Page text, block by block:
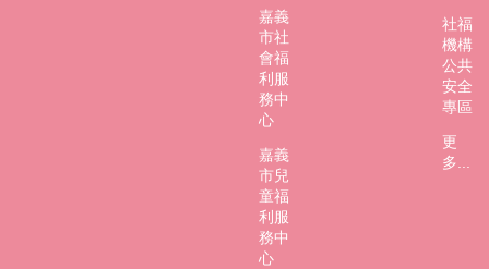
嘉義
市社
會福
利服
務中
心
嘉義
市兒
童福
利服
務中
心
社福
機構
公共
安全
專區
更
多...